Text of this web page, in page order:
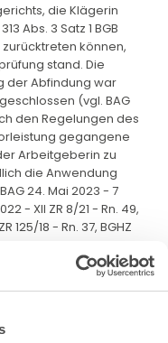
die Klägerin
Abs. 3 Satz 1 BGB
können,
stand. Die
der Abfindung war
(vgl. BAG
den Regelungen des
gegangene
Arbeitgeberin zu
die Anwendung
24. Mai 2023 - 7
- XII ZR 8/21 - Rn. 49,
125/18 - Rn. 37, BGHZ